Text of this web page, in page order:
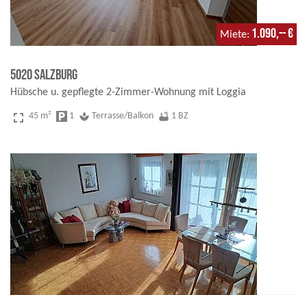
Miete 1.090,-- €
5020 Salzburg
Hübsche u. gepflegte 2-Zimmer-Wohnung mit Loggia
fullscreen 45 m² local_parking 1 spa Terrasse/Balkon bathtub 1 BZ